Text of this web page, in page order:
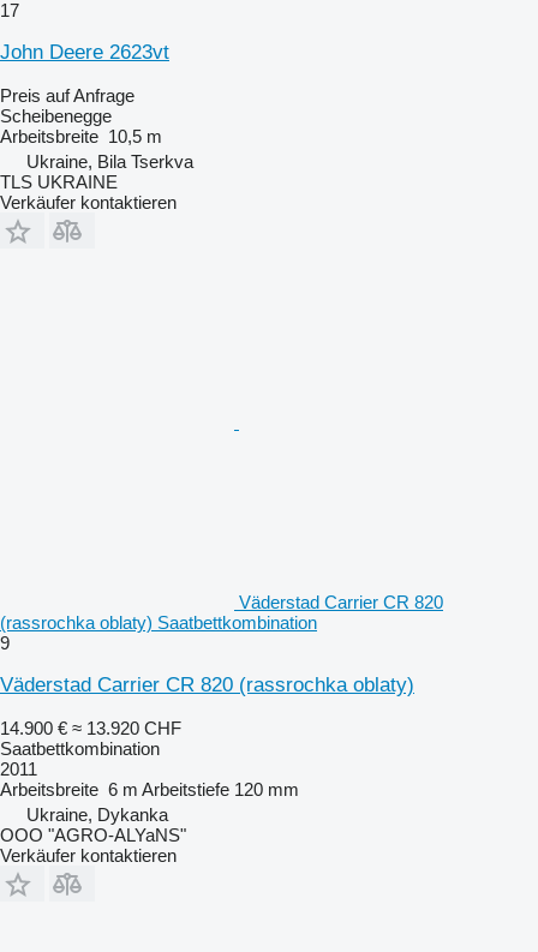
17
John Deere 2623vt
Preis auf Anfrage
Scheibenegge
Arbeitsbreite 10,5 m
Ukraine, Bila Tserkva
TLS UKRAINE
Verkäufer kontaktieren
Väderstad Carrier CR 820
(rassrochka oblaty) Saatbettkombination
9
Väderstad Carrier CR 820 (rassrochka oblaty)
14.900 € ≈ 13.920 CHF
Saatbettkombination
2011
Arbeitsbreite 6 m Arbeitstiefe 120 mm
Ukraine, Dykanka
OOO "AGRO-ALYaNS"
Verkäufer kontaktieren